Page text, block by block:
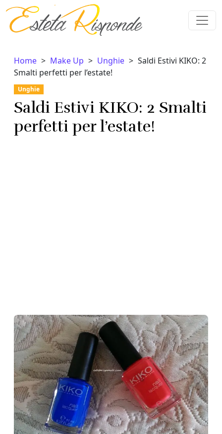
Vai al contenuto
Home Make Up Unghie
Saldi Estivi KIKO: 2
Smalti perfetti per l’estate!
Unghie
Saldi Estivi KIKO: 2 Smalti
perfetti per l’estate!